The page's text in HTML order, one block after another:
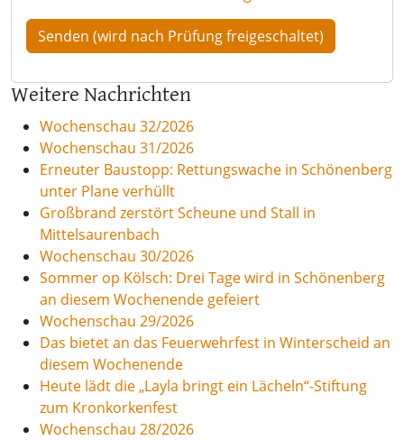
Weitere Nachrichten
Wochenschau 32/2026
Wochenschau 31/2026
Erneuter Baustopp: Rettungswache in Schönenberg
unter Plane verhüllt
Großbrand zerstört Scheune und Stall in
Mittelsaurenbach
Wochenschau 30/2026
Sommer op Kölsch: Drei Tage wird in Schönenberg
an diesem Wochenende gefeiert
Wochenschau 29/2026
Das bietet an das Feuerwehrfest in Winterscheid an
diesem Wochenende
Heute lädt die „Layla bringt ein Lächeln“-Stiftung
zum Kronkorkenfest
Wochenschau 28/2026